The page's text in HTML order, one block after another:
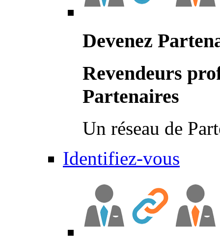
Devenez
Revendeurs
Partenaires
Un réseau de
Identifiez-vous